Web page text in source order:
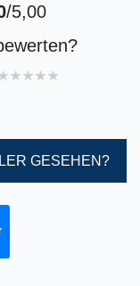
/5,00
4 stars
3 stars
2 stars
1 star
GESEHEN?